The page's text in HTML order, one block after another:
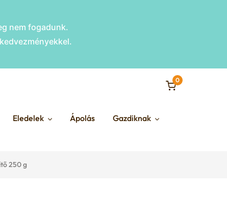
nem fogadunk.
0
Eledelek Ápolás Gazdiknak
250 g